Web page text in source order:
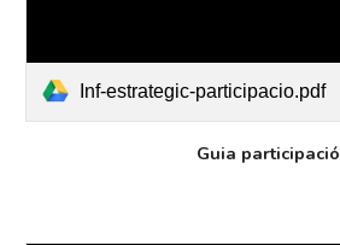
Inf-estrategic-participacio.pdf
Guia participació